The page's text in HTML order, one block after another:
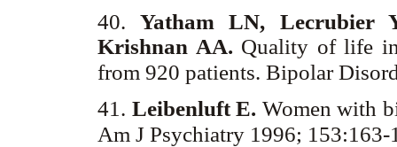
40.Yatham LN, Lecrubier
Krishnan AA. Quality of life
from 920 patients. Bipolar
41. Leibenluft E. Women with
Am J Psychiatry 1996;